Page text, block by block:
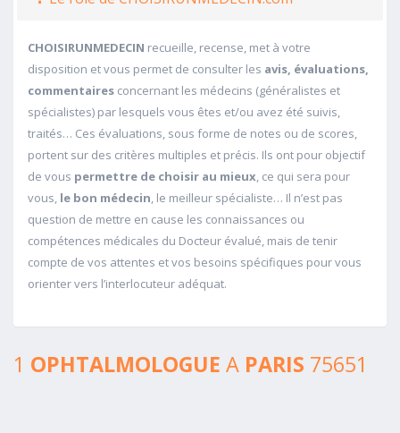
CHOISIRUNMEDECIN recueille, recense, met à votre
disposition et vous permet de consulter les avis, évaluations,
commentaires concernant les médecins (généralistes et
spécialistes) par lesquels vous êtes et/ou avez été suivis,
traités… Ces évaluations, sous forme de notes ou de scores,
portent sur des critères multiples et précis. Ils ont pour objectif
de vous permettre de choisir au mieux, ce qui sera pour
vous, le bon médecin, le meilleur spécialiste… Il n’est pas
question de mettre en cause les connaissances ou
compétences médicales du Docteur évalué, mais de tenir
compte de vos attentes et vos besoins spécifiques pour vous
orienter vers l’interlocuteur adéquat.
1 OPHTALMOLOGUE A PARIS 75651